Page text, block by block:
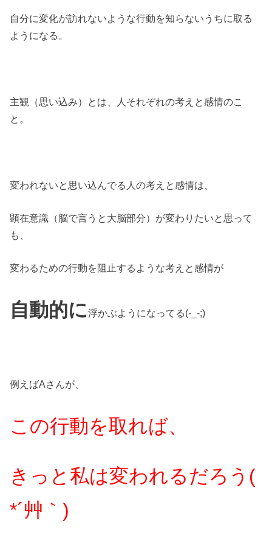
自分に変化が訪れないような行動を知らないうちに取る
ようになる。
主観（思い込み）とは、人それぞれの考えと感情のこ
と。
変われないと思い込んでる人の考えと感情は、
顕在意識（脳で言うと大脳部分）が変わりたいと思って
も、
変わるための行動を阻止するような考えと感情が
自動的に浮かぶようになってる(-_-;)
例えばAさんが、
この行動を取れば、
きっと私は変われるだろう(
*´艸｀)